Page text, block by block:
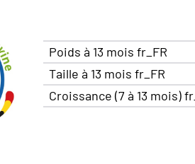
Poids à 13 mois fr_FR
Taille à 13 mois fr_FR
Croissance (7 à 13 mois)